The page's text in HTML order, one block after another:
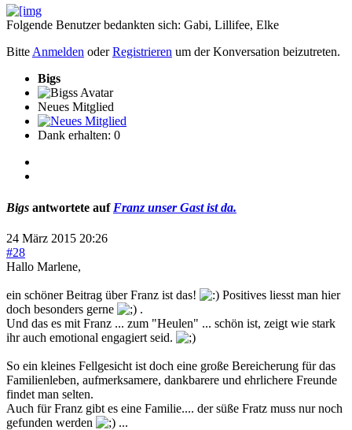
Folgende Benutzer bedankten sich: Gabi, Lillifee, Elke
BitteAnmelden oderRegistrieren um der Konversation beizutreten.
Bigs
Neues Mitglied
Dank erhalten: 0
Bigs antwortete auf Franz unser Gast ist da.
24 März 2015 20:26
#28
Hallo Marlene,
ein schöner Beitrag über Franz ist das!
Positives liesst man hier
doch besonders gerne
.
Und das es mit Franz ... zum "Heulen" ... schön ist, zeigt wie stark
ihr auch emotional engagiert seid.
So ein kleines Fellgesicht ist doch eine große Bereicherung für das
Familienleben, aufmerksamere, dankbarere und ehrlichere Freunde
findet man selten.
Auch für Franz gibt es eine Familie.... der süße Fratz muss nur noch
gefunden werden
...